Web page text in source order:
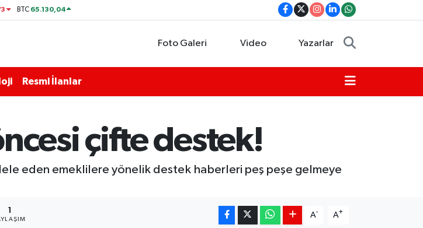
BTC 65.130,04
Foto Galeri Video Yazarlar
Resmi İlanlar
çifte destek!
eden emeklilere yönelik destek haberleri peş peşe gelmeye
A- A+